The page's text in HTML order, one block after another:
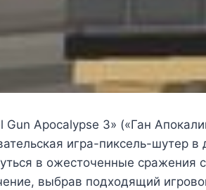
Gun Apocalypse 3» («Ган
игра-пиксель-шутер
в ожесточенные сражения
выбрав подходящий